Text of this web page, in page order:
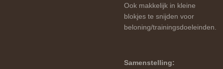
Ook makkelijk in kleine
blokjes te snijden voor
beloning/trainingsdoeleinden.
Samenstelling: